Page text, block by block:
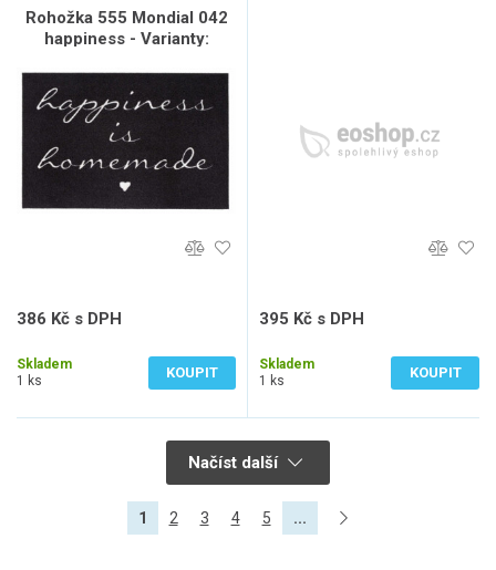
Rohožka 555 Mondial 042
happiness - Varianty:
386 Kč s DPH
Skladem
1 ks
KOUPIT
395 Kč s DPH
Skladem
1 ks
KOUPIT
Načíst další
1 2 3 4 5 ...